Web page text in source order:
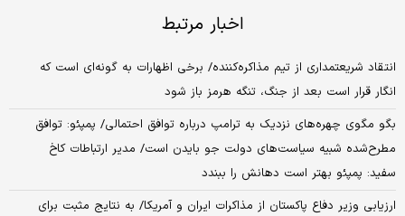
اخبار مرتبط
انتقاد شریعتمداری از تیم مذاکره‌کننده/ برخی اظهارات به گونه‌ای است که
انگار قرار است بعد از جنگ، تنگه هرمز باز شود
بگو مگوی چهره‌های نزدیک به ترامپ درباره توافق احتمالی/ پمپئو: توافق
مطرح‌شده شبیه سیاست‌های دولت جو بایدن است/ مدیر ارتباطات کاخ
سفید: پمپئو بهتر است دهانش را ببندد
ارزیابی وزیر دفاع پاکستان از مذاکرات ایران و آمریکا/ به نتایج مثبت برای